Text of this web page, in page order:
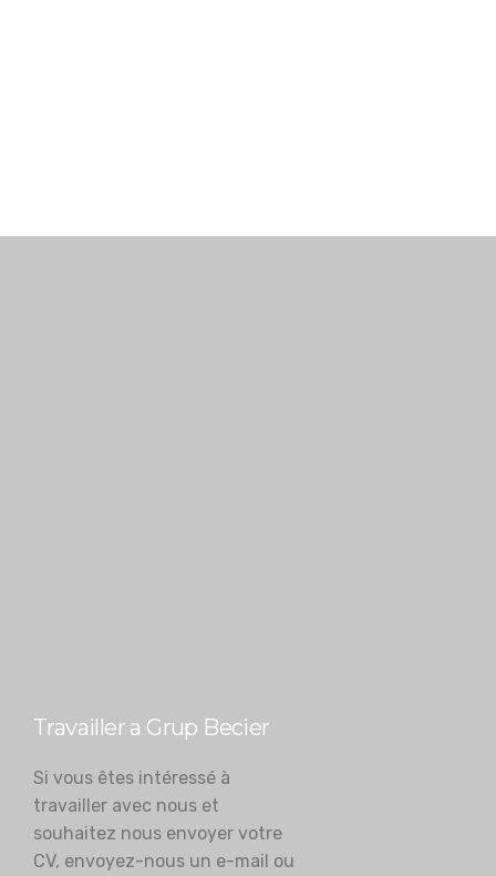
Travailler a Grup Becier
Si vous êtes intéressé à
travailler avec nous et
souhaitez nous envoyer votre
CV, envoyez-nous un e-mail ou